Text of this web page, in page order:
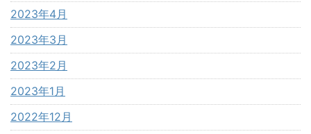
2023年4月
2023年3月
2023年2月
2023年1月
2022年12月